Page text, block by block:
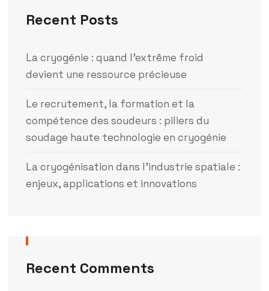
Recent Posts
La cryogénie : quand l’extrême froid
devient une ressource précieuse
Le recrutement, la formation et la
compétence des soudeurs : piliers du
soudage haute technologie en cryogénie
La cryogénisation dans l’industrie spatiale :
enjeux, applications et innovations
Recent Comments